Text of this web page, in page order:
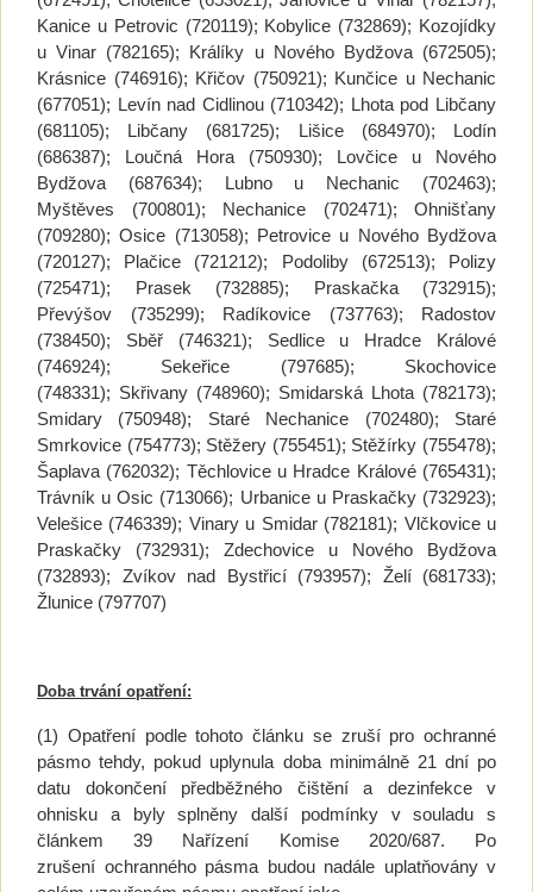
Kanice u Petrovic (720119); Kobylice (732869); Kozojídky
u Vinar (782165); Králíky u Nového Bydžova (672505);
Krásnice (746916); Křičov (750921); Kunčice u Nechanic
(677051); Levín nad Cidlinou (710342); Lhota pod Libčany
(681105); Libčany (681725); Lišice (684970); Lodín
(686387); Loučná Hora (750930); Lovčice u Nového
Bydžova (687634); Lubno u Nechanic (702463);
Myštěves (700801); Nechanice (702471); Ohnišťany
(709280); Osice (713058); Petrovice u Nového Bydžova
(720127); Plačice (721212); Podoliby (672513); Polizy
(725471); Prasek (732885); Praskačka (732915);
Převýšov (735299); Radíkovice (737763); Radostov
(738450); Sběř (746321); Sedlice u Hradce Králové
(746924); Sekeřice (797685); Skochovice
(748331); Skřivany (748960); Smidarská Lhota (782173);
Smidary (750948); Staré Nechanice (702480); Staré
Smrkovice (754773); Stěžery (755451); Stěžírky (755478);
Šaplava (762032); Těchlovice u Hradce Králové (765431);
Trávník u Osic (713066); Urbanice u Praskačky (732923);
Velešice (746339); Vinary u Smidar (782181); Vlčkovice u
Praskačky (732931); Zdechovice u Nového Bydžova
(732893); Zvíkov nad Bystřicí (793957); Želí (681733);
Žlunice (797707)
Doba trvání opatření:
(1) Opatření podle tohoto článku se zruší pro ochranné
pásmo tehdy, pokud uplynula doba minimálně 21 dní po
datu dokončení předběžného čištění a dezinfekce v
ohnisku a byly splněny další podmínky v souladu s
článkem 39 Nařízení Komise 2020/687. Po
zrušení ochranného pásma budou nadále uplatňovány v